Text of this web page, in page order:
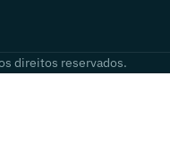
direitos reservados.